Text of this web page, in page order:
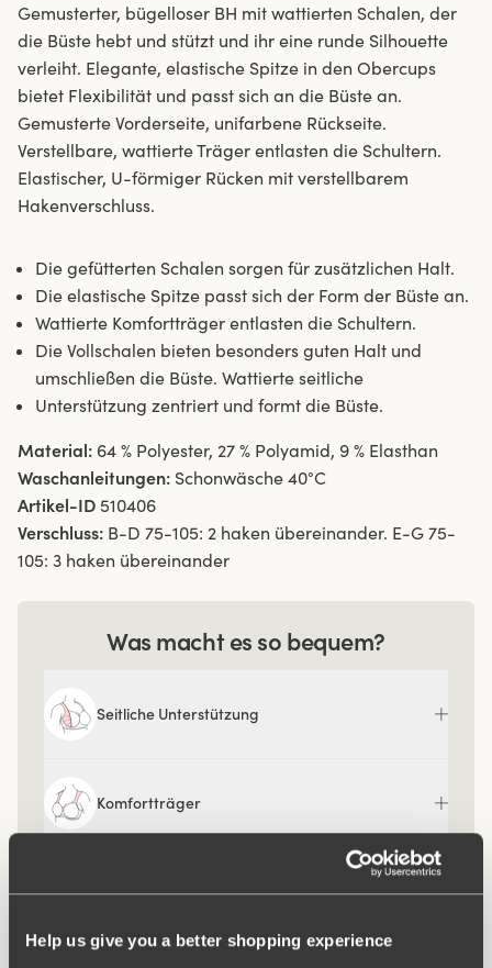
Help us give you a better shopping experience
Gemusterter, bügelloser BH mit wattierten Schalen, der
die Büste hebt und stützt und ihr eine runde Silhouette
verleiht. Elegante, elastische Spitze in den Obercups
bietet Flexibilität und passt sich an die Büste an.
Gemusterte Vorderseite, unifarbene Rückseite.
Verstellbare, wattierte Träger entlasten die Schultern.
Elastischer, U-förmiger Rücken mit verstellbarem
Hakenverschluss.
Die gefütterten Schalen sorgen für zusätzlichen Halt.
Die elastische Spitze passt sich der Form der Büste an.
Wattierte Komfortträger entlasten die Schultern.
Die Vollschalen bieten besonders guten Halt und
umschließen die Büste. Wattierte seitliche
Unterstützung zentriert und formt die Büste.
Material: 64 % Polyester, 27 % Polyamid, 9 % Elasthan
Waschanleitungen: Schonwäsche 40°C
Artikel-ID 510406
Verschluss: B-D 75-105: 2 haken übereinander. E-G 75-
105: 3 haken übereinander
Was macht es so bequem?
Seitliche Unterstützung
Komfortträger